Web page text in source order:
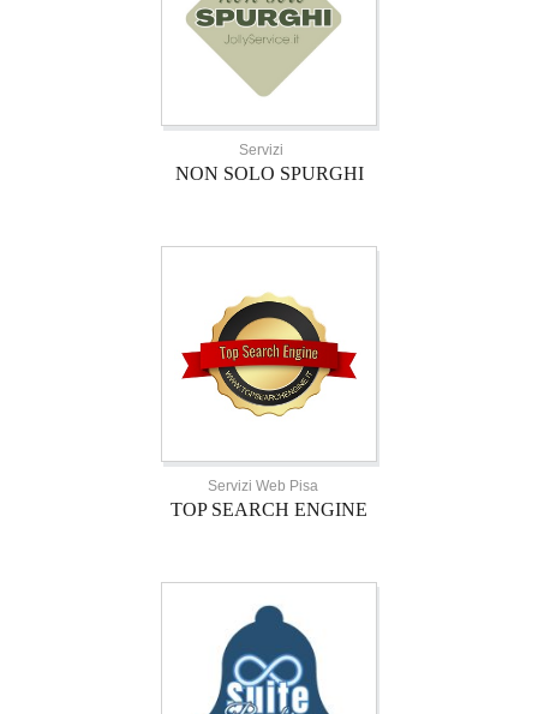
Servizi
NON SOLO SPURGHI
Servizi Web Pisa
TOP SEARCH ENGINE